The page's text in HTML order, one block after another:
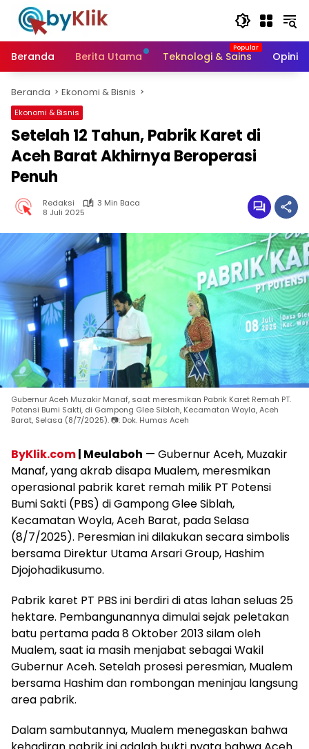
Langsung
konten
Beranda
Berita Utama Teknologi & Sains Opini
Beranda Ekonomi & Bisnis
Ekonomi & Bisnis
Setelah 12 Tahun, Pabrik Karet di
Aceh Barat Akhirnya Beroperasi
Penuh
Redaksi
3 Min Baca
8 Juli 2025
Gubernur Aceh Muzakir Manaf, saat meresmikan Pabrik Karet Remah PT.
Potensi Bumi Sakti, di Gampong Glee Siblah, Kecamatan Woyla, Aceh
Barat, Selasa (8/7/2025). 📷: Dok. Humas Aceh
ByKlik.com| Meulaboh — Gubernur Aceh, Muzakir
Manaf, yang akrab disapa Mualem, meresmikan
operasional pabrik karet remah milik PT Potensi
Bumi Sakti (PBS) di Gampong Glee Siblah,
Kecamatan Woyla, Aceh Barat, pada Selasa
(8/7/2025). Peresmian ini dilakukan secara simbolis
bersama Direktur Utama Arsari Group, Hashim
Djojohadikusumo.
Pabrik karet PT PBS ini berdiri di atas lahan seluas 25
hektare. Pembangunannya dimulai sejak peletakan
batu pertama pada 8 Oktober 2013 silam oleh
Mualem, saat ia masih menjabat sebagai Wakil
Gubernur Aceh. Setelah prosesi peresmian, Mualem
bersama Hashim dan rombongan meninjau langsung
area pabrik.
Dalam sambutannya, Mualem menegaskan bahwa